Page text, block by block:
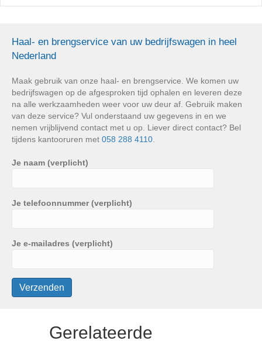
Haal- en brengservice van uw bedrijfswagen in heel
Nederland
Maak gebruik van onze haal- en brengservice. We komen uw
bedrijfswagen op de afgesproken tijd ophalen en leveren deze
na alle werkzaamheden weer voor uw deur af. Gebruik maken
van deze service? Vul onderstaand uw gegevens in en we
nemen vrijblijvend contact met u op. Liever direct contact? Bel
tijdens kantooruren met 058 288 4110
Je naam (verplicht)
Je telefoonnummer (verplicht)
Je e-mailadres (verplicht)
Gerelateerde